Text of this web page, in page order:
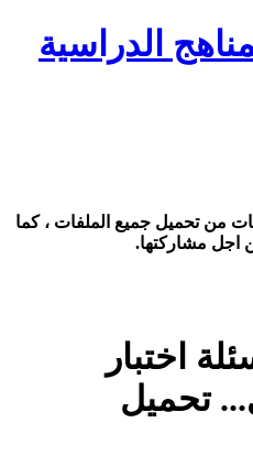
الدراسية
من تحميل جميع الملفات ، كما
اجل مشاركتها.
اختبار
تحميل